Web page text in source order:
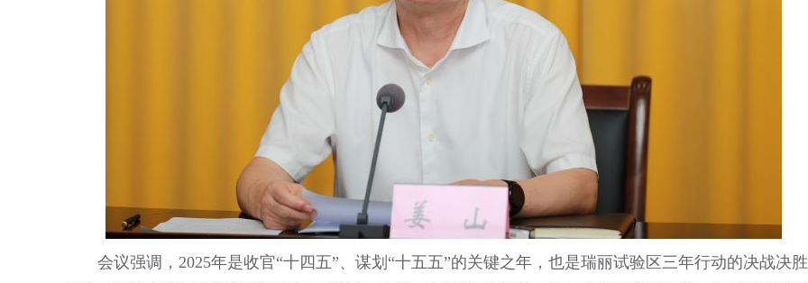
会议强调，2025年是收官“十四五”、谋划“十五五”的关键之年，也是瑞丽试验区三年行动的决战决胜